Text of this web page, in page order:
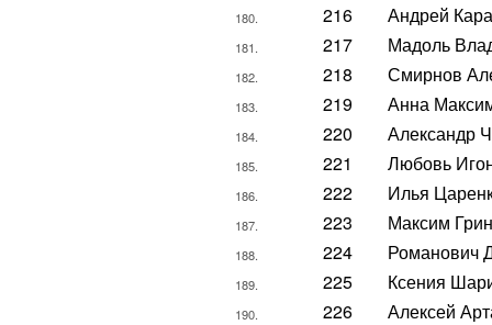
180. 216 Андрей
181. 217 Мадоль
182. 218 Смирнов
183. 219 Анна
184. 220 Александр
185. 221 Любовь
186. 222 Илья
187. 223 Максим
188. 224 Романович
189. 225 Ксения
190. 226 Алексей